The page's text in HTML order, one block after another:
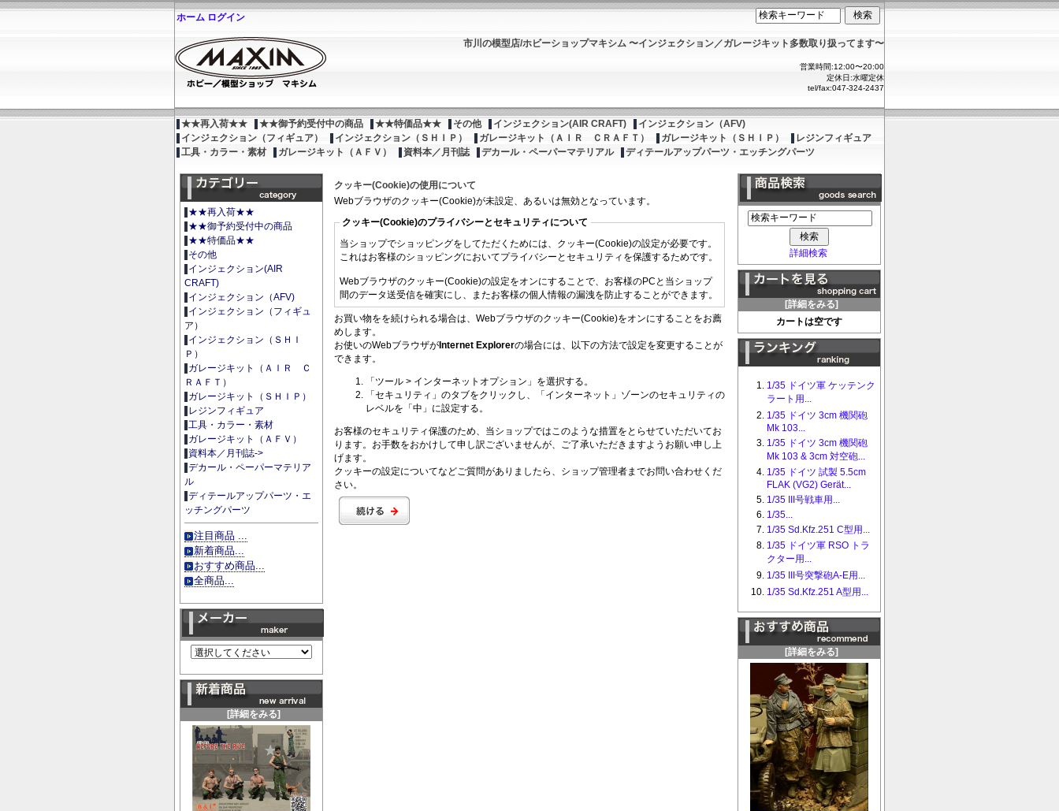
ホーム ログイン
市川の模型店/ホビーショップマキシム 〜インジェクション／ガレージキット多数取り扱ってます〜
営業時間:12:00〜20:00
定休日:水曜定休
tel/fax:047-324-2437
★★再入荷★★ ★★御予約受付中の商品 ★★特価品★★ その他 インジェクション(AIR CRAFT)
インジェクション（AFV)
インジェクション（フィギュア）
インジェクション（ＳＨＩＰ） ガレージキット（ＡＩＲ ＣＲＡＦＴ） ガレージキット（ＳＨＩＰ）
レジンフィギュア
工具・カラー・素材
ガレージキット（ＡＦＶ） 資料本／月刊誌 デカール・ペーパーマテリアル ディテールアップパーツ・エッチングパーツ
★★再入荷★★
★★御予約受付中の商品
★★特価品★★
その他
インジェクション(AIR
CRAFT)
インジェクション（AFV)
インジェクション（フィギュ
ア）
インジェクション（ＳＨＩ
Ｐ）
ガレージキット（ＡＩＲ Ｃ
ＲＡＦＴ）
ガレージキット（ＳＨＩＰ）
レジンフィギュア
工具・カラー・素材
ガレージキット（ＡＦＶ）
資料本／月刊誌->
デカール・ペーパーマテリア
ル
ディテールアップパーツ・エ
ッチングパーツ
注目商品 ...
新着商品...
おすすめ商品...
全商品...
[詳細をみる]
クッキー(Cookie)の使用について
Webブラウザのクッキー(Cookie)が未設定、あるいは無効となっています。
クッキー(Cookie)のプライバシーとセキュリティについて
当ショップでショッピングをしてただくためには、クッキー(Cookie)の設定が必要です。
これはお客様のショッピングにおいてプライバシーとセキュリティを保護するためです。
Webブラウザのクッキー(Cookie)の設定をオンにすることで、お客様のPCと当ショップ
間のデータ送受信を確実にし、またお客様の個人情報の漏洩を防止することができます。
お買い物をを続けられる場合は、Webブラウザのクッキー(Cookie)をオンにすることをお薦
めします。
お使いのWebブラウザがInternet Explorerの場合には、以下の方法で設定を変更することが
できます。
「ツール > インターネットオプション」を選択する。
「セキュリティ」のタブをクリックし、「インターネット」ゾーンのセキュリティの
レベルを「中」に設定する。
お客様のセキュリティ保護のため、当ショップではこのような措置をとらせていただいてお
ります。お手数をおかけして申し訳ございませんが、ご了承いただきますようお願い申し上
げます。
クッキーの設定についてなどご質問がありましたら、ショップ管理者までお問い合わせくだ
さい。
詳細検索
[詳細をみる]
カートは空です
1/35 ドイツ軍 ケッテンク
ラート用...
1/35 ドイツ 3cm 機関砲
Mk 103...
1/35 ドイツ 3cm 機関砲
Mk 103 & 3cm 対空砲...
1/35 ドイツ 試製 5.5cm
FLAK (VG2) Gerät...
1/35 III号戦車用...
1/35...
1/35 Sd.Kfz.251 C型用...
1/35 ドイツ軍 RSO トラ
クター用...
1/35 III号突撃砲A-E用...
1/35 Sd.Kfz.251 A型用...
[詳細をみる]